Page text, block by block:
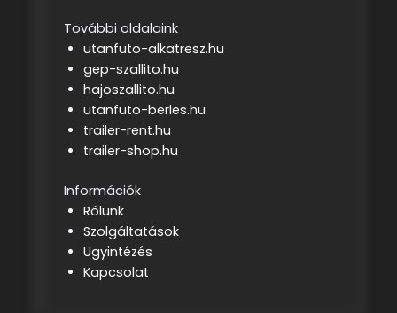
További oldalaink
utanfuto-alkatresz.hu
gep-szallito.hu
hajoszallito.hu
utanfuto-berles.hu
trailer-rent.hu
trailer-shop.hu
Információk
Rólunk
Szolgáltatások
Ügyintézés
Kapcsolat